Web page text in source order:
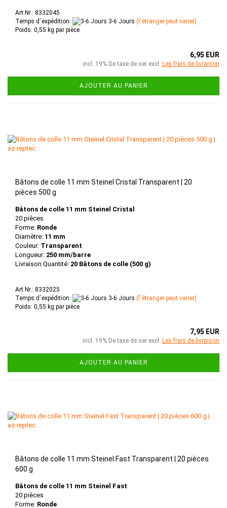
Art.Nr.: 8332045
Temps d`expédition:
3-6 Jours (l`étranger peut varier)
Poids: 0,55 kg par pièce
6,95 EUR
incl. 19% De taxe de ser excl. Les frais de livraison
AJOUTER AU PANIER
Bâtons de colle 11 mm Steinel Cristal Transparent | 20
pièces 500 g
Bâtons de colle 11 mm Steinel Cristal
20 pièces
Forme: Ronde
Diamètre: 11 mm
Couleur: Transparent
Longueur: 250 mm/barre
Livraison Quantité: 20 Bâtons de colle (500 g)
Art.Nr.: 8332025
Temps d`expédition:
3-6 Jours (l`étranger peut varier)
Poids: 0,55 kg par pièce
7,95 EUR
incl. 19% De taxe de ser excl. Les frais de livraison
AJOUTER AU PANIER
Bâtons de colle 11 mm Steinel Fast Transparent | 20 pièces
600 g
Bâtons de colle 11 mm Steinel Fast
20 pièces
Forme: Ronde